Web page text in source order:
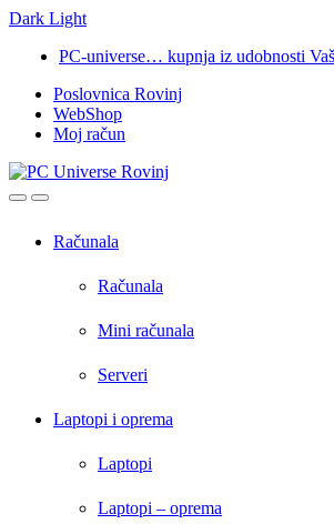
Dark Light
navigation
content
PC-universe… kupnja iz udobnosti
Poslovnica Rovinj
WebShop
Moj račun
OpenClose
Računala
Računala
Mini računala
Serveri
Laptopi i oprema
Laptopi
Laptopi – oprema